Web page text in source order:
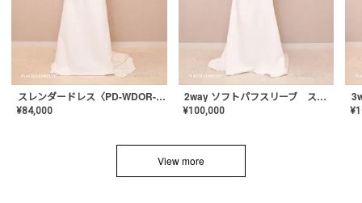
スレンダードレス〈PD-WDOR-2110〉
¥84,000
2way ソフトパフスリーブ スレンダードレス〈PD-WDOR-2112〉
¥100,000 ¥
View more